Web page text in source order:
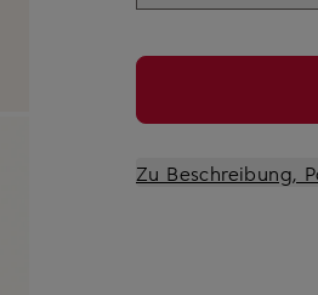
Zu Beschreibung,